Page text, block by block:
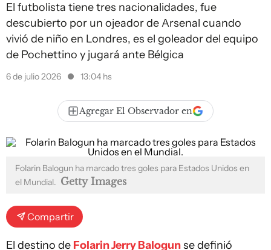
El futbolista tiene tres nacionalidades, fue
descubierto por un ojeador de Arsenal cuando
vivió de niño en Londres, es el goleador del equipo
de Pochettino y jugará ante Bélgica
6 de julio 2026 13:04 hs
Agregar El Observador en
Folarin Balogun ha marcado tres goles para Estados Unidos en
el Mundial. Getty Images
Compartir
El destino de Folarin Jerry Balogunse definió